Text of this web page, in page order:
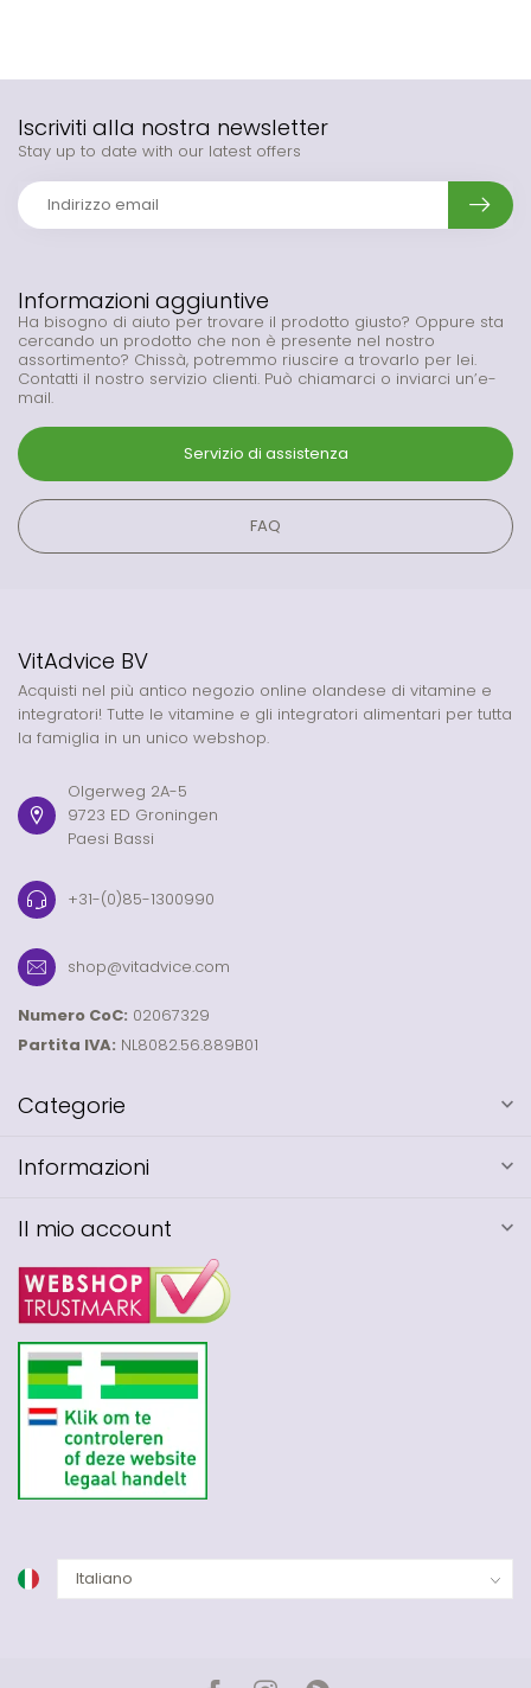
Informazioni aggiuntive
Ha bisogno di aiuto per trovare il prodotto giusto? Oppure sta
cercando un prodotto che non è presente nel nostro
assortimento? Chissà, potremmo riuscire a trovarlo per lei.
Contatti il nostro servizio clienti. Può chiamarci o inviarci un’e-
mail.
Servizio di assistenza
FAQ
Iscriviti alla nostra newsletter
Stay up to date with our latest offers
VitAdvice BV
Acquisti nel più antico negozio online olandese di vitamine e
integratori! Tutte le vitamine e gli integratori alimentari per tutta
la famiglia in un unico webshop.
Olgerweg 2A-5
9723 ED Groningen
Paesi Bassi
+31-(0)85-1300990
shop@vitadvice.com
Numero CoC: 02067329
Partita IVA: NL8082.56.889B01
Categorie
Informazioni
Il mio account